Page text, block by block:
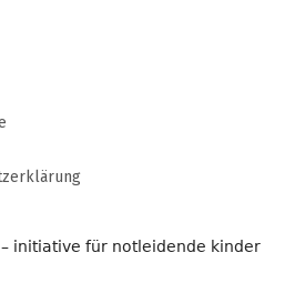
initiative für notleidende kinder